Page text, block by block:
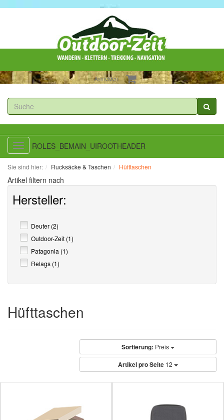
Anmelden
Toggle
navigation
ROLES_BEMAIN_UIROOTHEADER
Sie sind hier: Rucksäcke & Taschen Hüfttaschen
Artikel filtern nach
Hersteller:
Deuter (2)
Outdoor-Zeit (1)
Patagonia (1)
Relags (1)
Hüfttaschen
Sortierung: Preis
Artikel pro Seite 12